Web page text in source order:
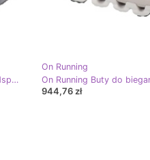
On Running Buty do biegania On Cloudspark 3ME10391947 granatowe niebieskie
On Running
944,76 zł